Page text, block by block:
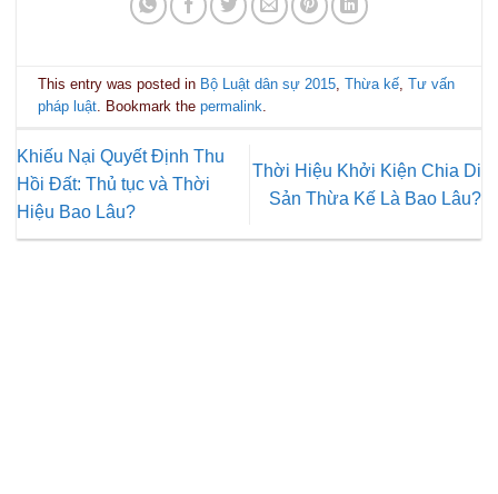
This entry was posted in Bộ Luật dân sự 2015,Thừa kế,Tư vấn
pháp luật. Bookmark thepermalink.
Khiếu Nại Quyết Định Thu
Hồi Đất: Thủ tục và Thời
Hiệu Bao Lâu?
Thời Hiệu Khởi Kiện Chia Di
Sản Thừa Kế Là Bao Lâu?